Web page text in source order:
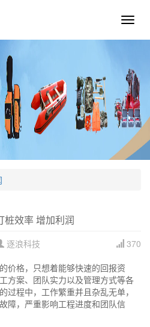
逐
桩效率 增加利润
370
逐浪科技
价格，只想着能够快速的回报资
方案、团队实力以及管理方式等各
过程中，工作繁重并且杂乱无单，
障，严重影响工程进度和团队信